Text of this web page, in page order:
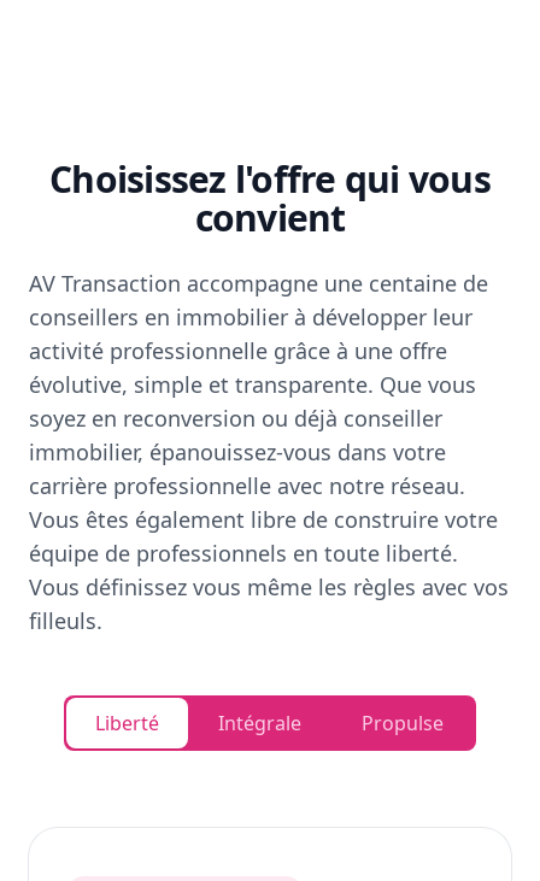
Choisissez l'offre qui vous
convient
AV Transaction accompagne une centaine de
conseillers en immobilier à développer leur
activité professionnelle grâce à une offre
évolutive, simple et transparente. Que vous
soyez en reconversion ou déjà conseiller
immobilier, épanouissez-vous dans votre
carrière professionnelle avec notre réseau.
Vous êtes également libre de construire votre
équipe de professionnels en toute liberté.
Vous définissez vous même les règles avec vos
filleuls.
Liberté Intégrale Propulse